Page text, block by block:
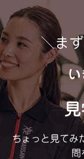
＼ま
ちょっと見てみ
問